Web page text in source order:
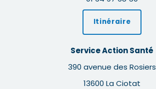
Itinéraire
Service Action Santé
390 avenue des Rosiers
13600 La Ciotat